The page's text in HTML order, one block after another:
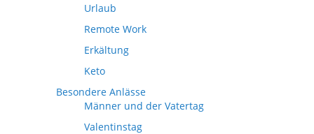
Urlaub
Remote Work
Erkältung
Keto
Besondere Anlässe
Männer und der Vatertag
Valentinstag